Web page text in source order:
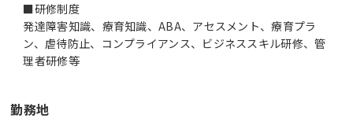
■研修制度
発達障害知識、療育知識、ABA、アセスメント、療育プラ
ン、虐待防止、コンプライアンス、ビジネススキル研修、管
理者研修等
勤務地